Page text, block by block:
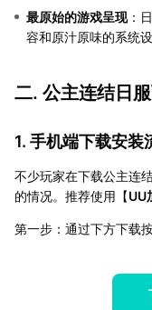
最原始的游戏呈现：
容和原汁原味的系统设
二. 公主连结日
1. 手机端下载安装
不少玩家在下载公主连
的情况。推荐使用【UU
第一步：通过下方下载